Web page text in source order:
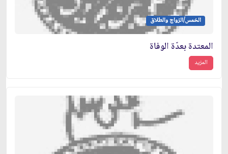
الخمس/الزواج والطلاق
المعتدة بعدّة الوفاة
المزيد